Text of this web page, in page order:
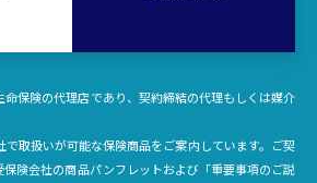
命保険の代理店であり、契約締結の代理もしくは媒介
で取扱いが可能な保険商品をご案内しています。ご契
保険会社の商品パンフレットおよび「重要事項のご説